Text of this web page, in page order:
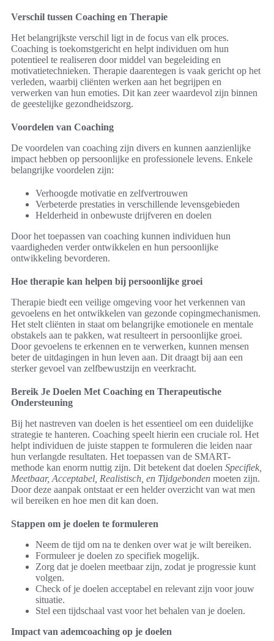
Verschil tussen Coaching en Therapie
Het belangrijkste verschil ligt in de focus van elk proces.
Coaching is toekomstgericht en helpt individuen om hun
potentieel te realiseren door middel van begeleiding en
motivatietechnieken. Therapie daarentegen is vaak gericht op het
verleden, waarbij cliënten werken aan het begrijpen en
verwerken van hun emoties. Dit kan zeer waardevol zijn binnen
de geestelijke gezondheidszorg.
Voordelen van Coaching
De voordelen van coaching zijn divers en kunnen aanzienlijke
impact hebben op persoonlijke en professionele levens. Enkele
belangrijke voordelen zijn:
Verhoogde motivatie en zelfvertrouwen
Verbeterde prestaties in verschillende levensgebieden
Helderheid in onbewuste drijfveren en doelen
Door het toepassen van coaching kunnen individuen hun
vaardigheden verder ontwikkelen en hun persoonlijke
ontwikkeling bevorderen.
Hoe therapie kan helpen bij persoonlijke groei
Therapie biedt een veilige omgeving voor het verkennen van
gevoelens en het ontwikkelen van gezonde copingmechanismen.
Het stelt cliënten in staat om belangrijke emotionele en mentale
obstakels aan te pakken, wat resulteert in persoonlijke groei.
Door gevoelens te erkennen en te verwerken, kunnen mensen
beter de uitdagingen in hun leven aan. Dit draagt bij aan een
sterker gevoel van zelfbewustzijn en veerkracht.
Bereik Je Doelen Met Coaching en Therapeutische
Ondersteuning
Bij het nastreven van doelen is het essentieel om een duidelijke
strategie te hanteren. Coaching speelt hierin een cruciale rol. Het
helpt individuen de juiste stappen te formuleren die leiden naar
hun verlangde resultaten. Het toepassen van de SMART-
methode kan enorm nuttig zijn. Dit betekent dat doelen Specifiek,
Meetbaar, Acceptabel, Realistisch, en Tijdgebonden moeten zijn.
Door deze aanpak ontstaat er een helder overzicht van wat men
wil bereiken en hoe men dit kan doen.
Stappen om je doelen te formuleren
Neem de tijd om na te denken over wat je wilt bereiken.
Formuleer je doelen zo specifiek mogelijk.
Zorg dat je doelen meetbaar zijn, zodat je progressie kunt
volgen.
Check of je doelen acceptabel en relevant zijn voor jouw
situatie.
Stel een tijdschaal vast voor het behalen van je doelen.
Impact van ademcoaching op je doelen